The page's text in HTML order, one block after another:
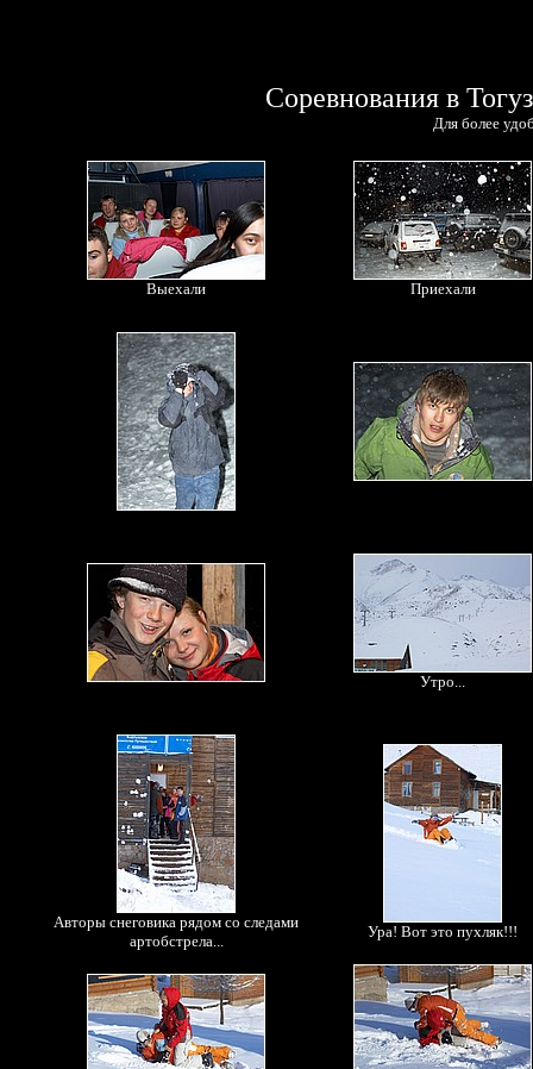
Соревнования в
Для более
Выехали Приехали
Утро...
Авторы снеговика рядом со следами
артобстрела...
Ура! Вот это пухляк!!!